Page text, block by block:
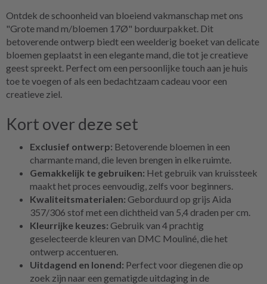
Ontdek de schoonheid van bloeiend vakmanschap met ons
"Grote mand m/bloemen 17Ø" borduurpakket. Dit
betoverende ontwerp biedt een weelderig boeket van delicate
bloemen geplaatst in een elegante mand, die tot je creatieve
geest spreekt. Perfect om een persoonlijke touch aan je huis
toe te voegen of als een bedachtzaam cadeau voor een
creatieve ziel.
Kort over deze set
Exclusief ontwerp: Betoverende bloemen in een
charmante mand, die leven brengen in elke ruimte.
Gemakkelijk te gebruiken: Het gebruik van kruissteek
maakt het proces eenvoudig, zelfs voor beginners.
Kwaliteitsmaterialen: Geborduurd op grijs Aida
357/306 stof met een dichtheid van 5,4 draden per cm.
Kleurrijke keuzes: Gebruik van 4 prachtig
geselecteerde kleuren van DMC Mouliné, die het
ontwerp accentueren.
Uitdagend en lonend: Perfect voor diegenen die op
zoek zijn naar een gematigde uitdaging in de